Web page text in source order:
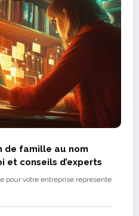
de famille au nom
et conseils d’experts
pour votre entreprise représente